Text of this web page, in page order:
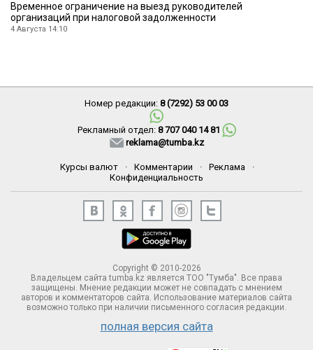
Временное ограничение на выезд руководителей
организаций при налоговой задолженности
4 Августа 14:10
Номер редакции: 8 (7292) 53 00 03
Рекламный отдел: 8 707 040 14 81
reklama@tumba.kz
Курсы валют · Комментарии · Реклама
·
Конфиденциальность
Copyright © 2010-2026
Владельцем сайта tumba.kz является ТОО "Тумба". Все права
защищены. Мнение редакции может не совпадать с мнением
авторов и комментаторов сайта. Использование материалов сайта
возможно только при наличии письменного согласия редакции.
полная версия сайта